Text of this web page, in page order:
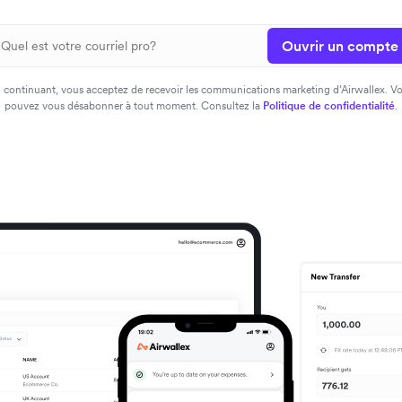
Ouvrir un compte
continuant, vous acceptez de recevoir les communications marketing d’Airwallex.
pouvez vous désabonner à tout moment. Consultez la Politique de confidentialité.